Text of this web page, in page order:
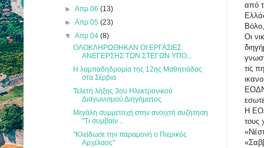
από
Οι
τις
Η
τους
► Απρ 06 (13)
► Απρ 05 (23)
▼ Απρ 04 (8)
ΟΛΟΚΛΗΡΩΘΗΚΑΝ ΟΙ ΕΡΓΑΣΙΕΣ
ΑΝΕΓΕΡΣΗΣ ΤΩΝ ΣΤΕΓΩΝ ΥΠΟ...
Η λαμπαδηδρομία της 12ης Μαθητιάδας
στα Σέρβια
Τελετή λήξης 3ου Ηλεκτρονικού
Διαγωνισμού Διηγήματος
Μεγάλη συμμετοχή στην ανοιχτή συζήτηση
"Τι συμβαίν...
"Κλείδωσε την παραμονή ο Πιερικός
Αρχέλαος"